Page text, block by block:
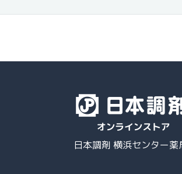
日本調剤 横浜センター薬